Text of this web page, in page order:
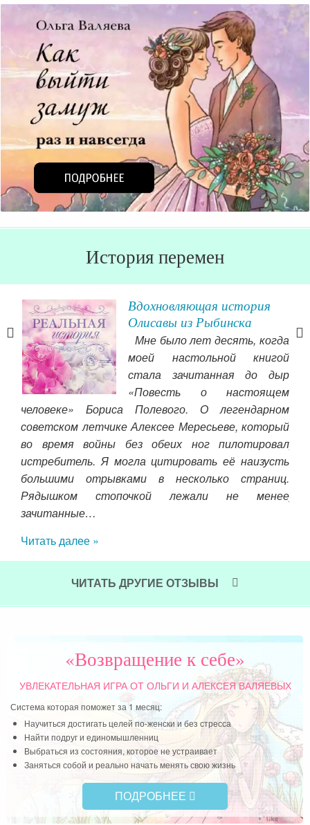
История перемен
Вдохновляющая история
Олисавы из Рыбинска
Мне было лет десять, когда
моей настольной книгой
стала зачитанная до дыр
«Повесть о настоящем
человеке» Бориса Полевого. О легендарном
советском летчике Алексее Мересьеве, который
во время войны без обеих ног пилотировал
истребитель. Я могла цитировать её наизусть
большими отрывками в несколько страниц.
Рядышком стопочкой лежали не менее
зачитанные…
Читать далее »
ЧИТАТЬ ДРУГИЕ ОТЗЫВЫ
«Возвращение к себе»
УВЛЕКАТЕЛЬНАЯ ИГРАОТ ОЛЬГИ И АЛЕКСЕЯ ВАЛЯЕВЫХ
Система которая поможет за 1 месяц:
Научиться достигать целей по-женски и без стресса
Найти подруг и единомышленниц
Выбраться из состояния, которое не устраивает
Заняться собой и реально начать менять свою жизнь
ПОДРОБНЕЕ